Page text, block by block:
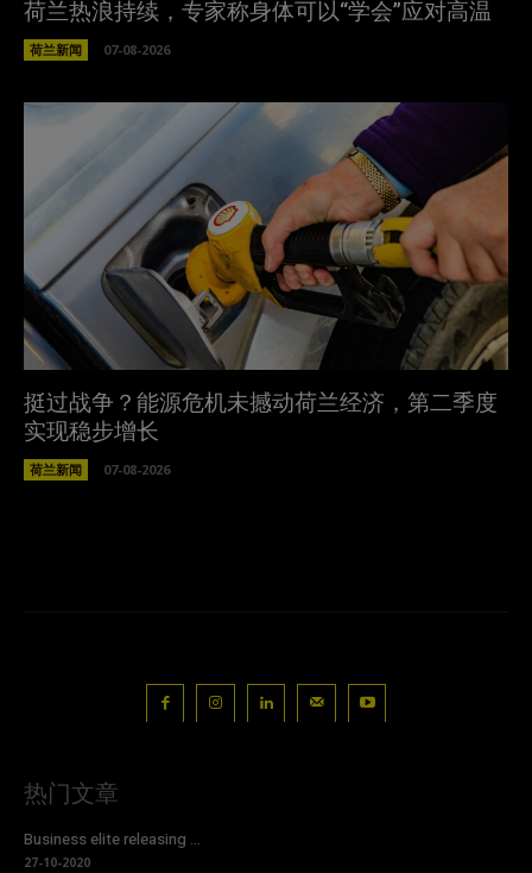
荷兰热浪持续，专家称身体可以“学会”应对高温
荷兰新闻 07-08-2026
挺过战争？能源危机未撼动荷兰经济，第二季度
实现稳步增长
荷兰新闻 07-08-2026
热门文章
Business elite releasing ...
27-10-2020